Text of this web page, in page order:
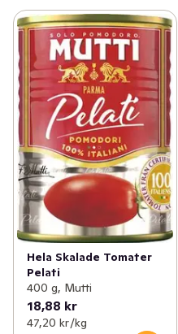
Hela Skalade Tomater
Pelati
400 g, Mutti
18,88 kr
47,20 kr /kg